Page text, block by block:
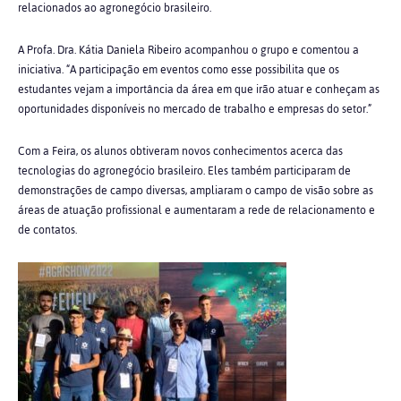
relacionados ao agronegócio brasileiro.
A Profa. Dra. Kátia Daniela Ribeiro acompanhou o grupo e comentou a
iniciativa. “A participação em eventos como esse possibilita que os
estudantes vejam a importância da área em que irão atuar e conheçam as
oportunidades disponíveis no mercado de trabalho e empresas do setor.”
Com a Feira, os alunos obtiveram novos conhecimentos acerca das
tecnologias do agronegócio brasileiro. Eles também participaram de
demonstrações de campo diversas, ampliaram o campo de visão sobre as
áreas de atuação profissional e aumentaram a rede de relacionamento e
de contatos.